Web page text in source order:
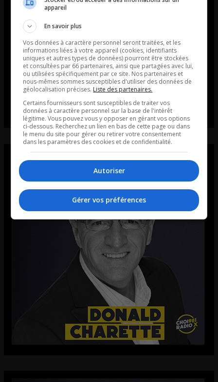
appareil
En savoir plus
Vos données à caractère personnel seront traitées, et les
informations liées à votre appareil (cookies, identifiants
uniques et autres types de données) pourront être stockées
et consultées par 66 partenaires, ainsi que partagées avec lui,
ou utilisées spécifiquement par ce site. Nos partenaires et
nous-mêmes sommes susceptibles d'utiliser des données de
géolocalisation précises. Liste des partenaires.
Certains fournisseurs sont susceptibles de traiter vos
données à caractère personnel sur la base de l'intérêt
légitime. Vous pouvez vous y opposer en gérant vos options
ci-dessous. Recherchez un lien en bas de cette page ou dans
le menu du site pour gérer ou retirer votre consentement
dans les paramètres des cookies et de confidentialité.
Autoriser
Gérer vos préférences